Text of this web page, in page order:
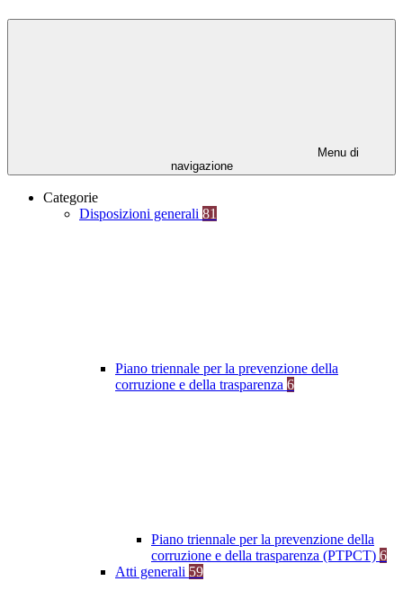
Menu di
navigazione
Categorie
Disposizioni generali 81
Piano triennale per la prevenzione della
corruzione e della trasparenza 6
Piano triennale per la prevenzione della
corruzione e della trasparenza (PTPCT) 6
Atti generali 59